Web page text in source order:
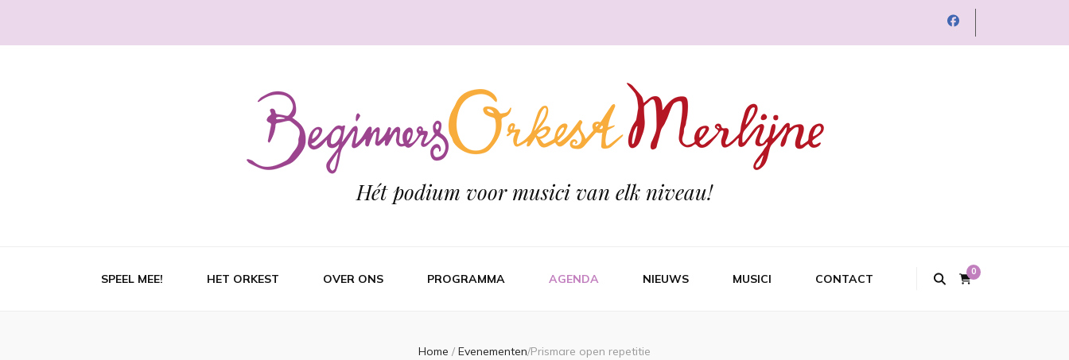
Hét podium voor musici van elk niveau!
SPEEL MEE! HET ORKEST OVER ONS PROGRAMMA AGENDA NIEUWS MUSICI CONTACT
0
Home / Evenementen/Prismare open repetitie